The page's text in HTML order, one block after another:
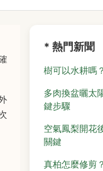
* 熱門新聞
樹可以水耕嗎
多肉換盆曬太
鍵步驟
空氣鳳梨開花
關鍵
真柏怎麼修剪